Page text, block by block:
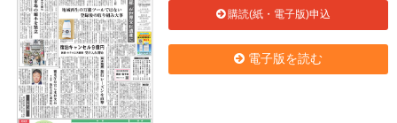
購読(紙・電子版)申込
電子版を読む